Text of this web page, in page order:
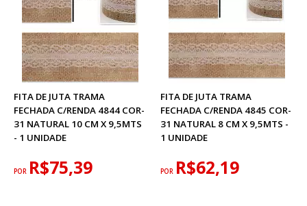
FITA DE JUTA TRAMA
FECHADA C/RENDA 4844 COR-
31 NATURAL 10 CM X 9,5MTS
- 1 UNIDADE
POR R$75,39
FITA DE JUTA TRAMA
FECHADA C/RENDA 4845 COR-
31 NATURAL 8 CM X 9,5MTS -
1 UNIDADE
POR R$62,19